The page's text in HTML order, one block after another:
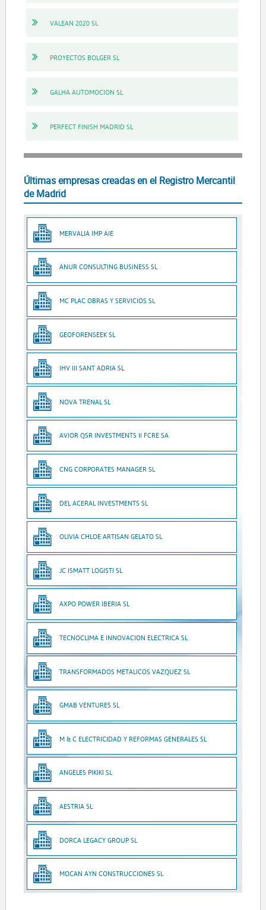
VALEAN 2020 SL
PROYECTOS BOLGER SL
GALHA AUTOMOCION SL
PERFECT FINISH MADRID SL
Últimas empresas creadas en el Registro Mercantil
de Madrid
MERVALIA IMP AIE
ANUR CONSULTING BUSINESS SL
MC PLAC OBRAS Y SERVICIOS SL
GEOFORENSEEK SL
IHV III SANT ADRIA SL
NOVA TRENAL SL
AVIOR QSR INVESTMENTS II FCRE SA
CNG CORPORATES MANAGER SL
DEL ACERAL INVESTMENTS SL
OLIVIA CHLOE ARTISAN GELATO SL
JC ISMATT LOGISTI SL
AXPO POWER IBERIA SL
TECNOCLIMA E INNOVACION ELECTRICA SL
TRANSFORMADOS METALICOS VAZQUEZ SL
GMAB VENTURES SL
M & C ELECTRICIDAD Y REFORMAS GENERALES SL
ANGELES PIKIKI SL
AESTRIA SL
DORCA LEGACY GROUP SL
MOCAN AYN CONSTRUCCIONES SL